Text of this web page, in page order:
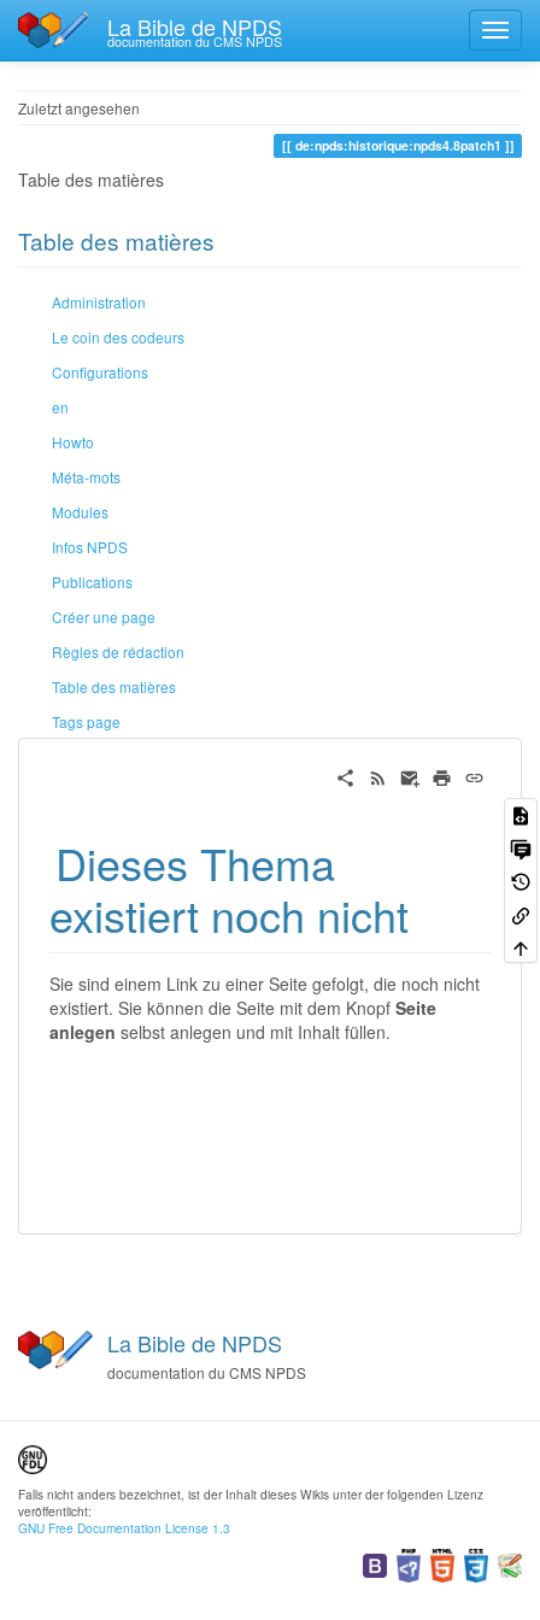
La Bible de NPDS
documentation du CMS NPDS
Zuletzt angesehen
de:npds:historique:npds4.8patch1
Table des matières
Table des matières
Administration
Le coin des codeurs
Configurations
en
Howto
Méta-mots
Modules
Infos NPDS
Publications
Créer une page
Règles de rédaction
Table des matières
Tags page
Dieses Thema
existiert noch nicht
Sie sind einem Link zu einer Seite gefolgt, die noch nicht
existiert. Sie können die Seite mit dem Knopf Seite
anlegen selbst anlegen und mit Inhalt füllen.
La Bible de NPDS
documentation du CMS NPDS
Falls nicht anders bezeichnet, ist der Inhalt dieses Wikis unter der folgenden Lizenz
veröffentlicht:
GNU Free Documentation License 1.3